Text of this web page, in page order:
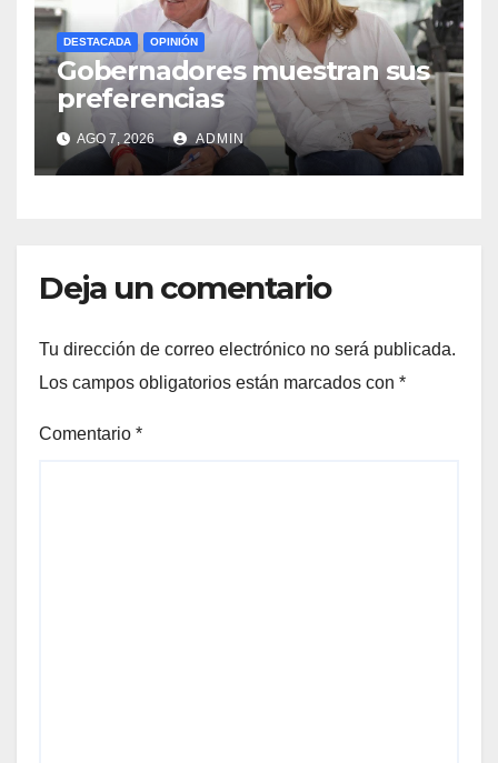
DESTACADA OPINIÓN
Gobernadores muestran sus
preferencias
AGO 7, 2026 ADMIN
Deja un comentario
Tu dirección de correo electrónico no será publicada.
Los campos obligatorios están marcados con *
Comentario *